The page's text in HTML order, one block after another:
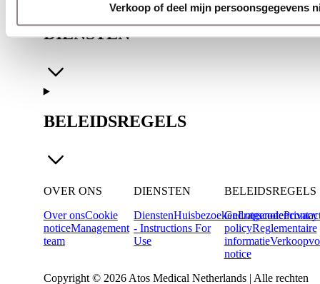
Verkoop of deel mijn persoonsgegevens
DIENSTEN
BELEIDSREGELS
OVER ONS
Over onsCookie
noticeManagement
team
DIENSTEN
DienstenHuisbezoeken
- Instructions For
Use
BELEIDSREGELS
GedragscodePrivacy
policyReglementaire
informatie
notice
Copyright © 2026 Atos Medical Netherlands | Alle rechten